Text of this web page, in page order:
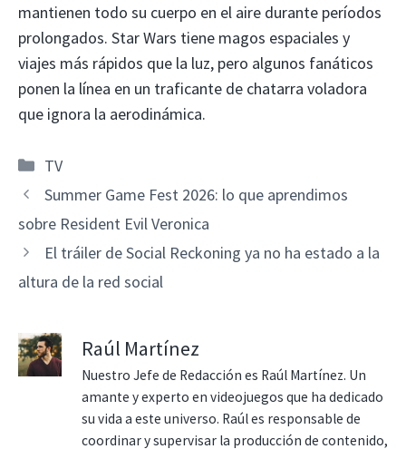
mantienen todo su cuerpo en el aire durante períodos
prolongados. Star Wars tiene magos espaciales y
viajes más rápidos que la luz, pero algunos fanáticos
ponen la línea en un traficante de chatarra voladora
que ignora la aerodinámica.
Categorías
TV
Summer Game Fest 2026: lo que aprendimos
sobre Resident Evil Veronica
El tráiler de Social Reckoning ya no ha estado a la
altura de la red social
Raúl Martínez
Nuestro Jefe de Redacción es Raúl Martínez. Un
amante y experto en videojuegos que ha dedicado
su vida a este universo. Raúl es responsable de
coordinar y supervisar la producción de contenido,